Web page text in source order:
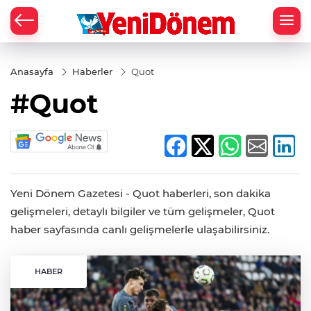
Anasayfa Haberler Quot
#Quot
Yeni Dönem Gazetesi - Quot haberleri, son dakika
gelişmeleri, detaylı bilgiler ve tüm gelişmeler, Quot
haber sayfasında canlı gelişmelerle ulaşabilirsiniz.
HABER